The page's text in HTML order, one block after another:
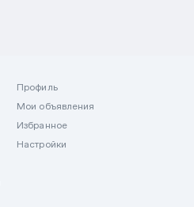
Профиль
Мои объявления
Избранное
Настройки